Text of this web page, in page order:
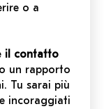
o a
il contatto
un rapporto
Tu sarai più
incoraggiati